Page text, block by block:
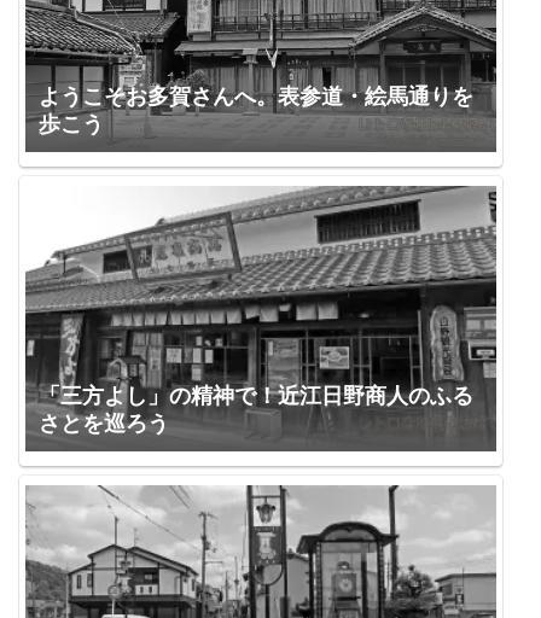
ようこそお多賀さんへ。表参道・絵馬通りを
歩こう
「三方よし」の精神で！近江日野商人のふる
さとを巡ろう